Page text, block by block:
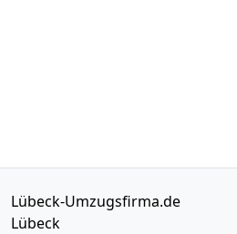
Lübeck-Umzugsfirma.de
Lübeck